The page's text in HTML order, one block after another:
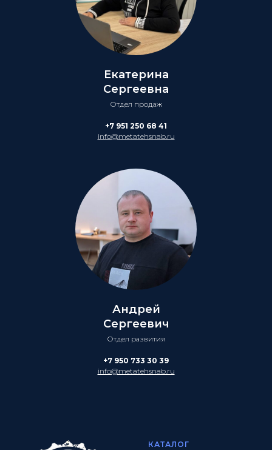
Екатерина
Сергеевна
Отдел продаж
+7 951 250 68 41
info@metatehsnab.ru
Андрей
Сергеевич
Отдел развития
+7 950 733 30 39
info@metatehsnab.ru
КАТАЛОГ